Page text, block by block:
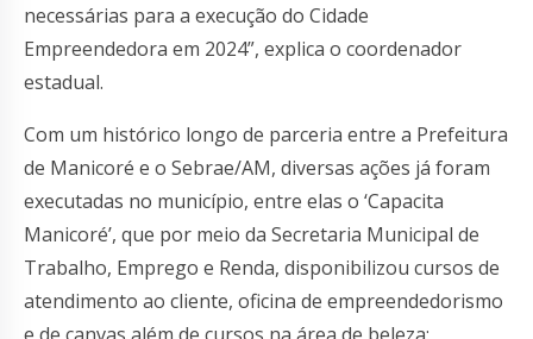
necessárias para a execução do Cidade
Empreendedora em 2024”, explica o coordenador
estadual.
Com um histórico longo de parceria entre a Prefeitura
de Manicoré e o Sebrae/AM, diversas ações já foram
executadas no município, entre elas o ‘Capacita
Manicoré’, que por meio da Secretaria Municipal de
Trabalho, Emprego e Renda, disponibilizou cursos de
atendimento ao cliente, oficina de empreendedorismo
e de canvas além de cursos na área de beleza: